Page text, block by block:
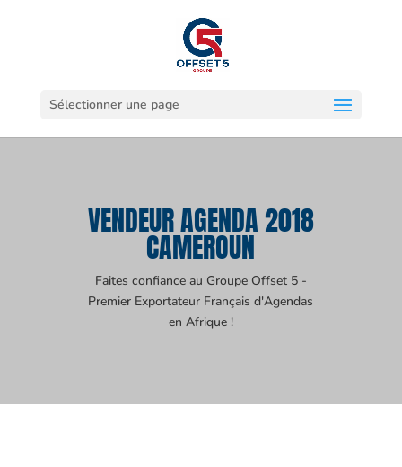
Sélectionner une page
VENDEUR AGENDA 2018
CAMEROUN
Faites confiance au Groupe Offset 5 -
Premier Exportateur Français d'Agendas
en Afrique !